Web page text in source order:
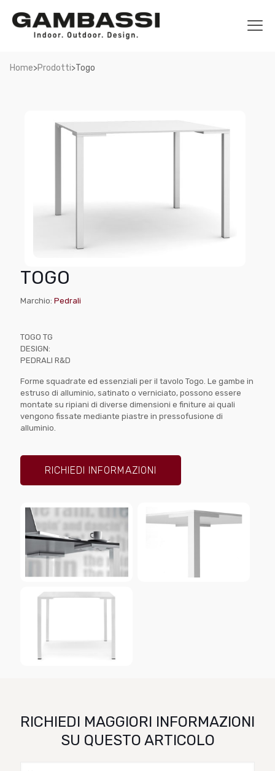
Home>Prodotti>Togo
TOGO
Marchio: Pedrali
TOGO TG
DESIGN:
PEDRALI R&D
Forme squadrate ed essenziali per il tavolo Togo. Le gambe in
estruso di alluminio, satinato o verniciato, possono essere
montate su ripiani di diverse dimensioni e finiture ai quali
vengono fissate mediante piastre in pressofusione di
alluminio.
RICHIEDI INFORMAZIONI
RICHIEDI MAGGIORI INFORMAZIONI
SU QUESTO ARTICOLO